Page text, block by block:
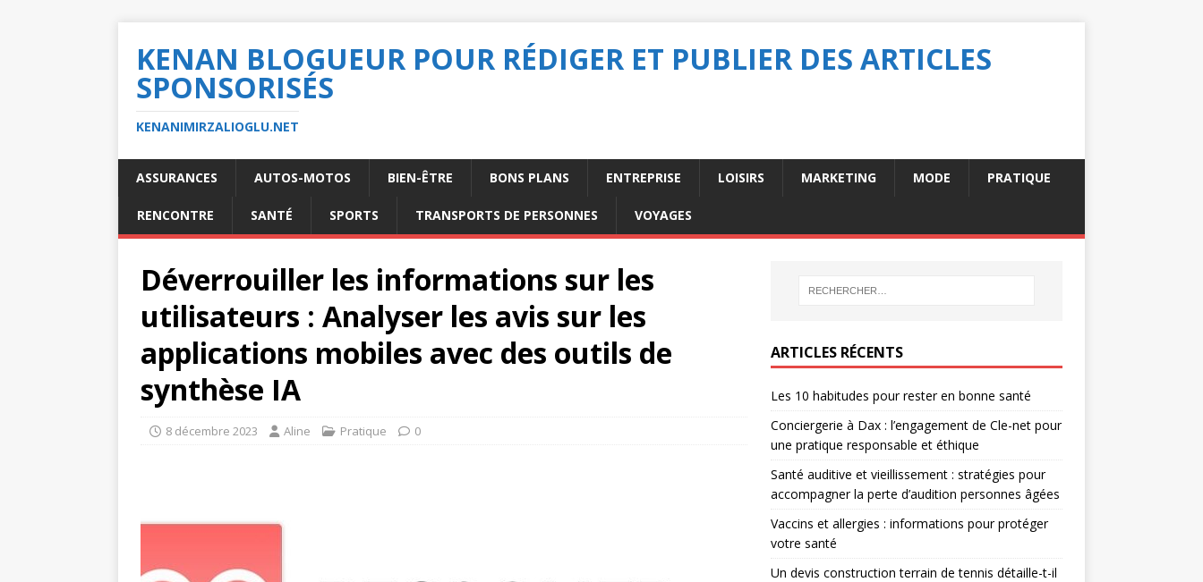
KENAN BLOGUEUR POUR RÉDIGER ET PUBLIER DES ARTICLES
SPONSORISÉS
KENANIMIRZALIOGLU.NET
ASSURANCES AUTOS-MOTOS BIEN-ÊTRE BONS PLANS ENTREPRISE LOISIRS MARKETING MODE PRATIQUE
RENCONTRE SANTÉ SPORTS TRANSPORTS DE PERSONNES VOYAGES
Déverrouiller les informations sur les
utilisateurs : Analyser les avis sur les
applications mobiles avec des outils de
synthèse IA
8 décembre 2023 Aline Pratique 0
ARTICLES RÉCENTS
Les 10 habitudes pour rester en bonne santé
Conciergerie à Dax : l’engagement de Cle-net pour
une pratique responsable et éthique
Santé auditive et vieillissement : stratégies pour
accompagner la perte d’audition personnes âgées
Vaccins et allergies : informations pour protéger
votre santé
Un devis construction terrain de tennis détaille-t-il